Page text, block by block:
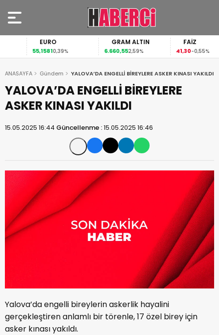
EURO
55,15810,39%
GRAM ALTIN
6.660,552,59%
FAİZ
41,30-0,55%
ANASAYFA Gündem YALOVA’DA ENGELLİ BİREYLERE ASKER KINASI YAKILDI
YALOVA’DA ENGELLİ BİREYLERE
ASKER KINASI YAKILDI
15.05.2025 16:44 Güncellenme :15.05.2025 16:46
Yalova’da engelli bireylerin askerlik hayalini
gerçekleştiren anlamlı bir törenle, 17 özel birey için
asker kınası yakıldı.